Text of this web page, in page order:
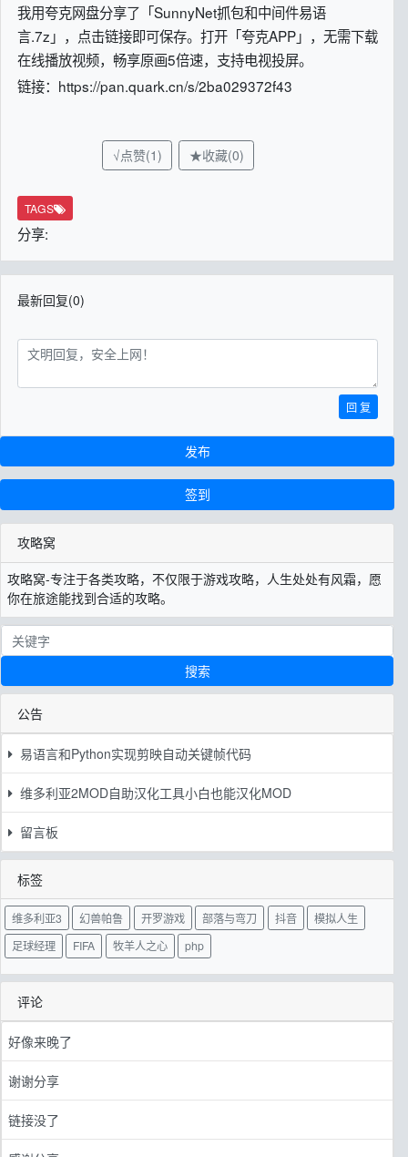
我用夸克网盘分享了「SunnyNet抓包和中间件易语
言.7z」，点击链接即可保存。打开「夸克APP」，无需下载
在线播放视频，畅享原画5倍速，支持电视投屏。
链接：https://pan.quark.cn/s/2ba029372f43
√点赞(1) ★收藏(0)
TAGS
分享:
最新回复(0)
回 复
发布
签到
攻略窝
攻略窝-专注于各类攻略，不仅限于游戏攻略，人生处处有风霜，愿
你在旅途能找到合适的攻略。
搜索
公告
易语言和Python实现剪映自动关键帧代码
维多利亚2MOD自助汉化工具小白也能汉化MOD
留言板
标签
维多利亚3 幻兽帕鲁 开罗游戏 部落与弯刀 抖音
模拟人生
足球经理
FIFA 牧羊人之心 php
评论
好像来晚了
谢谢分享
链接没了